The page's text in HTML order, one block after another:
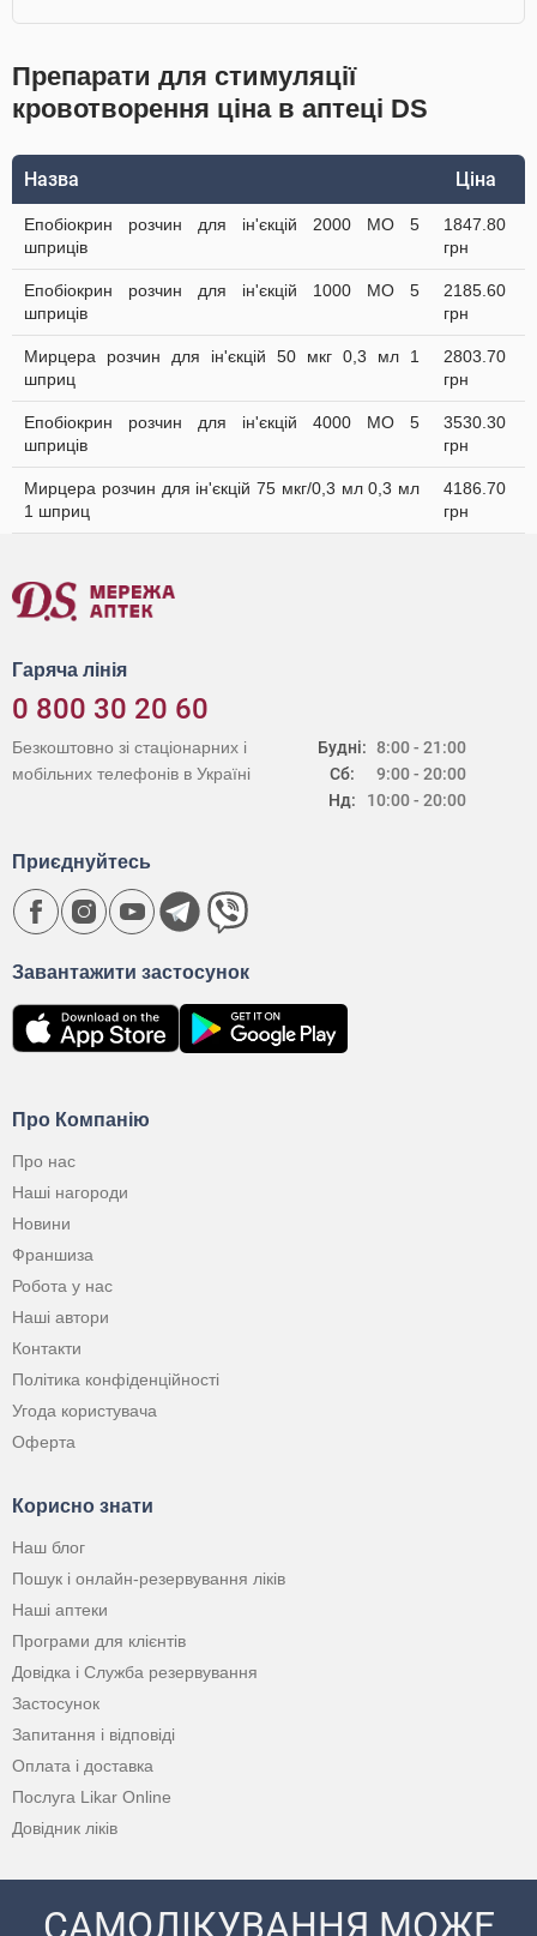
Препарати для стимуляції
кровотворення ціна в аптеці DS
Назва Ціна
Епобіокрин розчин для ін'єкцій 2000 МО 5
шприців
1847.80
грн
Епобіокрин розчин для ін'єкцій 1000 МО 5
шприців
2185.60
грн
Мирцера розчин для ін'єкцій 50 мкг 0,3 мл 1
шприц
2803.70
грн
Епобіокрин розчин для ін'єкцій 4000 МО 5
шприців
3530.30
грн
Мирцера розчин для ін'єкцій 75 мкг/0,3 мл 0,3 мл
1 шприц
4186.70
грн
Гаряча лінія
0 800 30 20 60
Будні:
Сб:
Нд:
8:00 - 21:00
9:00 - 20:00
10:00 - 20:00
Безкоштовно зі стаціонарних і
мобільних телефонів в Україні
Про Компанію
Про нас
Наші нагороди
Новини
Франшиза
Робота у нас
Наші автори
Контакти
Політика конфіденційності
Угода користувача
Оферта
Корисно знати
Наш блог
Пошук і онлайн-резервування ліків
Наші аптеки
Програми для клієнтів
Довідка і Служба резервування
Застосунок
Запитання і відповіді
Оплата і доставка
Послуга Likar Online
Довідник ліків
Завантажити застосунок
Приєднуйтесь